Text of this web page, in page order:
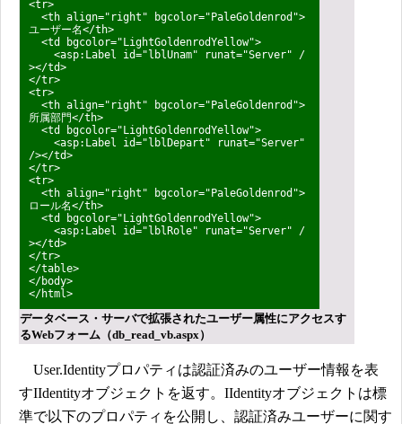
<tr>
<th align="right" bgcolor="PaleGoldenrod">
ユーザー名</th>
<td bgcolor="LightGoldenrodYellow">
<asp:Label id="lblUnam" runat="Server" /
></td>
</tr>
<tr>
<th align="right" bgcolor="PaleGoldenrod">
所属部門</th>
<td bgcolor="LightGoldenrodYellow">
<asp:Label id="lblDepart" runat="Server"
/></td>
</tr>
<tr>
<th align="right" bgcolor="PaleGoldenrod">
ロール名</th>
<td bgcolor="LightGoldenrodYellow">
<asp:Label id="lblRole" runat="Server" /
></td>
</tr>
</table>
</body>
</html>
データベース・サーバで拡張されたユーザー属性にアクセスす
るWebフォーム（db_read_vb.aspx）
User.Identityプロパティは認証済みのユーザー情報を表
すIIdentityオブジェクトを返す。IIdentityオブジェクトは標
準で以下のプロパティを公開し、認証済みユーザーに関す